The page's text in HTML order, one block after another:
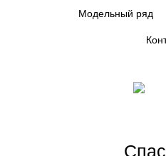
Модельный ряд